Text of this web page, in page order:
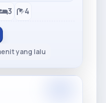
3 4
yang lalu